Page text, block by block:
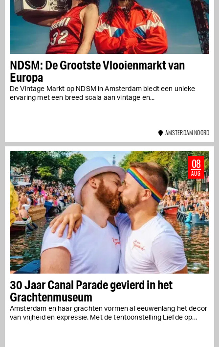
NDSM: De Grootste Vlooienmarkt van
Europa
De Vintage Markt op NDSM in Amsterdam biedt een unieke
ervaring met een breed scala aan vintage en...
AMSTERDAM NOORD
30 Jaar Canal Parade gevierd in het
Grachtenmuseum
Amsterdam en haar grachten vormen al eeuwenlang het decor
van vrijheid en expressie. Met de tentoonstelling Liefde op...
08
AUG